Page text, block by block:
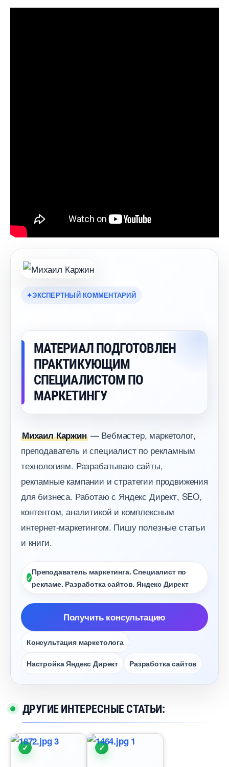
ЭКСПЕРТНЫЙ КОММЕНТАРИЙ
МАТЕРИАЛ ПОДГОТОВЛЕН
ПРАКТИКУЮЩИМ
СПЕЦИАЛИСТОМ ПО
МАРКЕТИНГУ
Михаил Каржин— Вебмастер, маркетолог,
преподаватель и специалист по рекламным
технологиям. Разрабатываю сайты,
рекламные кампании и стратегии продвижения
для бизнеса. Работаю с Яндекс Директ, SEO,
контентом, аналитикой и комплексным
интернет-маркетингом. Пишу полезные статьи
и книги.
Преподаватель маркетинга. Специалист по
рекламе. Разработка сайтов. Яндекс Директ
Получить консультацию
Консультация маркетолога
Настройка Яндекс Директ Разработка сайто
ДРУГИЕ ИНТЕРЕСНЫЕ СТАТЬИ: